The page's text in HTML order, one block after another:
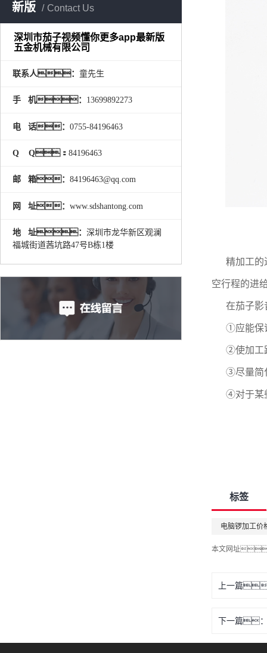
新版
Contact Us
深圳市茄子视频懂你更多app最新版
五金机械有限公司
联系人： 童先生
手 机： 13699892273
电 话： 0755-84196463
Q Q： 84196463
邮 箱： 84196463@qq.com
网 址： www.sdshantong.com
地 址： 深圳市龙华新区观澜
福城街道茜坑路47号B栋1楼
精加工
空行程的
在茄子影
①应能保
②使加
③尽量简
④对于
标签
电脑锣加工价
本文网址
上一篇
下一篇